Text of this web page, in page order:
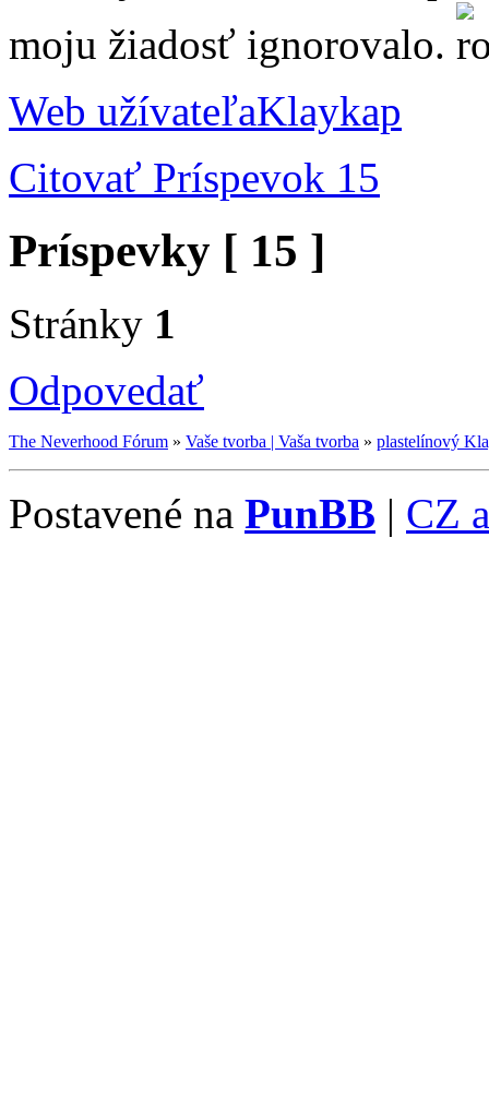
moju žiadosť ignorovalo.
Web užívateľaKlaykap
Citovať Príspevok 15
Príspevky [ 15 ]
Stránky 1
Odpovedať
The Neverhood Fórum » Vaše tvorba | Vaša tvorba » plastelínový
Postavené na PunBB | CZ